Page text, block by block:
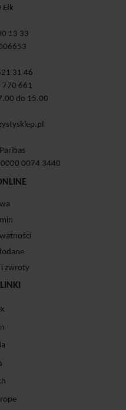
13 33
31 46
770 661
do 15.00
0074 3440
i zwroty